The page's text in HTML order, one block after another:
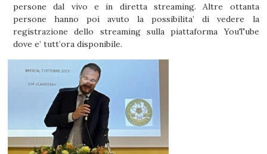
persone dal vivo e in diretta streaming. Altre ottanta
persone hanno poi avuto la possibilita’ di vedere la
registrazione dello streaming sulla piattaforma YouTube
dove e’ tutt’ora disponibile.